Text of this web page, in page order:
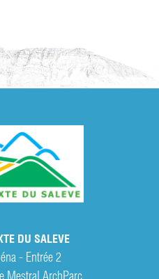
DU SALEVE
- Entrée 2
Mestral ArchParc